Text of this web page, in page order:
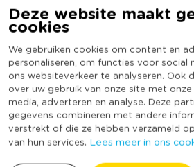
Deze website maakt
cookies
We gebruiken cookies om content en
personaliseren, om functies voor social
ons websiteverkeer te analyseren. Ook
over uw gebruik van onze site met
media, adverteren en analyse. Deze
gegevens combineren met andere
verstrekt of die ze hebben verzameld
van hun services. Lees meer in ons
* Sierlijk design
* Diameter 27 centimeter
* Geschikt voor vaatwasser en
Materiaal
Diameter (cm)
Producthoogte (cm)
2
Kleur
Vorm
Met print
Vaatwasmachine bestendig
Ja